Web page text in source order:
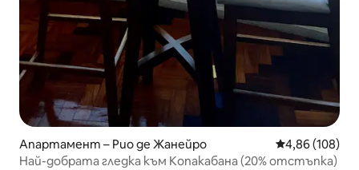
Апартамент – Рио де Жанейро Средна
4,86 (108)
Най-добрата гледка към Копакабана (20% отстъпка)